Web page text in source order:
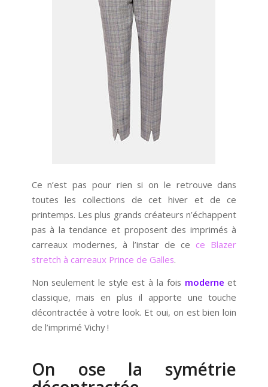
Ce n’est pas pour rien si on le retrouve dans
toutes les collections de cet hiver et de ce
printemps. Les plus grands créateurs n’échappent
pas à la tendance et proposent des imprimés à
carreaux modernes, à l’instar de cece Blazer
stretch à carreaux Prince de Galles.
Non seulement le style est à la fois moderne et
classique, mais en plus il apporte une touche
décontractée à votre look. Et oui, on est bien loin
de l’imprimé Vichy !
On ose la symétrie